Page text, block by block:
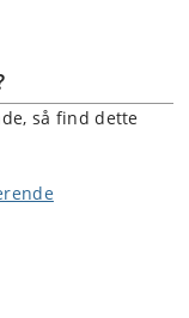
så find dette